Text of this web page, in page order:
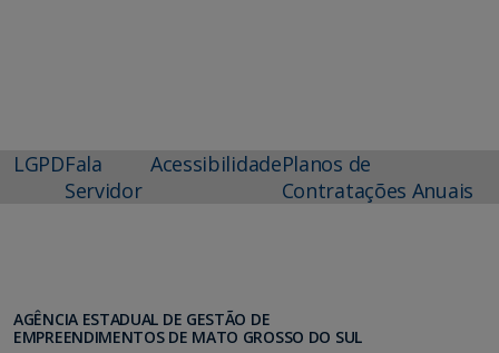
LGPDFala
Servidor
AcessibilidadePlanos de
Contratações Anuais
AGÊNCIA ESTADUAL DE GESTÃO DE
EMPREENDIMENTOS DE MATO GROSSO DO SUL